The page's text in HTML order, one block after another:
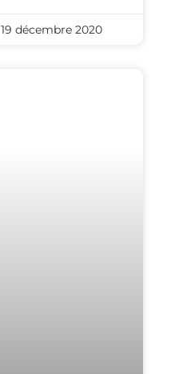
19 décembre 2020